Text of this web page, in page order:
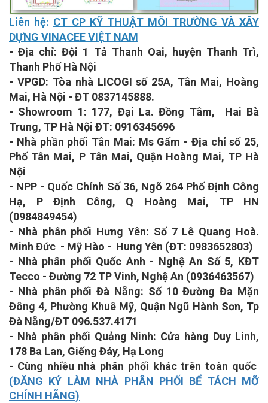
Liên hệ: CT CP KỸ THUẬT MÔI TRƯỜNG VÀ XÂY
DỰNG VINACEE VIỆT NAM
- Địa chỉ: Đội 1 Tả Thanh Oai, huyện Thanh Trì,
Thanh Phố Hà Nội
- VPGD: Tòa nhà LICOGI số 25A, Tân Mai, Hoàng
Mai, Hà Nội - ĐT 0837145888.
- Showroom 1: 177, Đại La. Đồng Tâm, Hai Bà
Trung, TP Hà Nội ĐT: 0916345696
- Nhà phần phối Tân Mai: Ms Gấm - Địa chỉ số 25,
Phố Tân Mai, P Tân Mai, Quận Hoàng Mai, TP Hà
Nội
- NPP - Quốc Chính Số 36, Ngõ 264 Phố Định Công
Hạ, P Định Công, Q Hoàng Mai, TP HN
(0984849454)
- Nhà phân phối Hưng Yên: Số 7 Lê Quang Hoà.
Minh Đức - Mỹ Hào - Hung Yên (ĐT: 0983652803)
- Nhà phân phối Quốc Anh - Nghệ An Số 5, KĐT
Tecco - Đường 72 TP Vinh, Nghệ An (0936463567)
- Nhà phân phối Đà Nẵng: Số 10 Đường Đa Mặn
Đông 4, Phường Khuê Mỹ, Quận Ngũ Hành Sơn, Tp
Đà Nẵng/ĐT 096.537.4171
- Nhà phân phối Quảng Ninh: Cửa hàng Duy Linh,
178 Ba Lan, Giếng Đáy, Hạ Long
- Cùng nhiều nhà phân phối khác trên toàn quốc
(ĐĂNG KÝ LÀM NHÀ PHÂN PHỐI BỂ TÁCH MỠ
CHÍNH HÃNG)